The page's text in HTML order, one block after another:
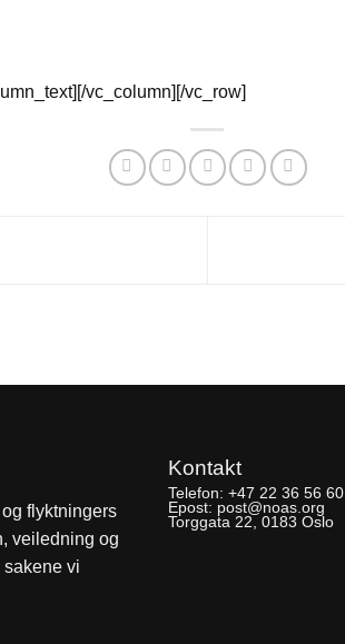
vc_column][/vc_row]
flyktningers
veiledning og
sakene vi
Kontakt
Telefon: +47 22 36 56 60
Epost: post@noas.org
Torggata 22, 0183 Oslo